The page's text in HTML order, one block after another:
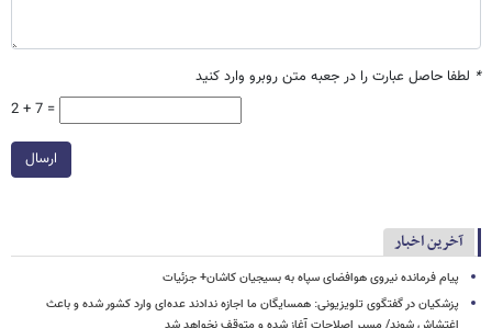
* لطفا حاصل عبارت را در جعبه متن روبرو وارد کنید
2 + 7 =
ارسال
آخرین اخبار
پیام فرمانده نیروی هوافضای سپاه به بسیجیان کاشان+ جزئیات
پزشکیان در گفتگوی تلویزیونی: همسایگان ما اجازه ندادند عده‌ای وارد کشور شده و باعث